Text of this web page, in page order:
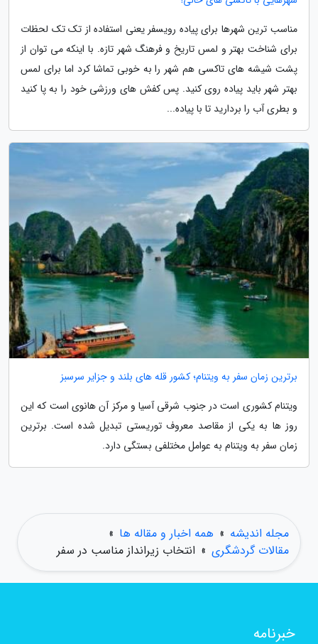
مناسب ترین شهرها برای پیاده رویسفر یعنی استفاده از تک تک لحظات
برای شناخت بهتر و لمس تاریخ و فرهنگ شهر تازه. با اینکه می توان از
پشت شیشه های تاکسی هم شهر را به خوبی تماشا کرد اما برای لمس
بهتر شهر باید پیاده روی کنید. پس کفش های ورزشی خود را به پا کنید
و بطری آب را بردارید تا با پیاده...
برترین زمان سفر به ویتنام؛ کشور قله های بلند و جزایر سرسبز
ویتنام کشوری است در جنوب شرقی آسیا و مرکز آن هانوی است که این
روز ها به یکی از مقاصد معروف توریستی تبدیل شده است. برترین
زمان سفر به ویتنام به عوامل مختلفی بستگی دارد.
مجله اندیشه » همه اخبار و مقاله ها »
مقالات گردشگری » انتخاب زیرانداز مناسب در سفر
خبرنامه